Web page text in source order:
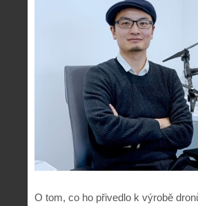
O tom, co ho přivedlo k výrobě